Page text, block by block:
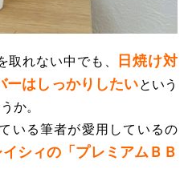
取れない中でも、
日焼け対
ーはしっかりしたいという
か。
いる筆者が愛用しているの
シィの「プレミアムＢＢ